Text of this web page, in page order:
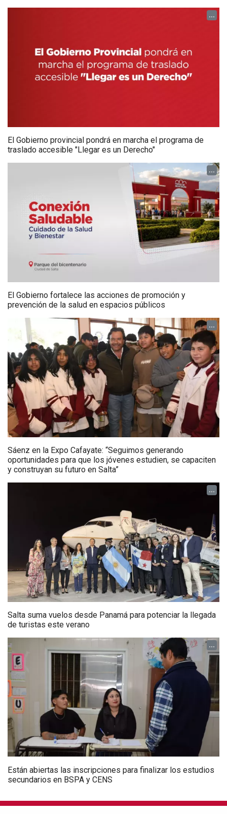
...
El Gobierno provincial pondrá en marcha el programa de
traslado accesible "Llegar es un Derecho"
...
El Gobierno fortalece las acciones de promoción y
prevención de la salud en espacios públicos
...
Sáenz en la Expo Cafayate: “Seguimos generando
oportunidades para que los jóvenes estudien, se capaciten
y construyan su futuro en Salta”
...
Salta suma vuelos desde Panamá para potenciar la llegada
de turistas este verano
...
Están abiertas las inscripciones para finalizar los estudios
secundarios en BSPA y CENS